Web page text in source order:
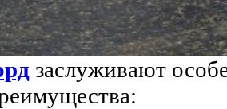
заслуживают